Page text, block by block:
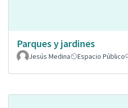
Parques y jardines
Jesús Medina
Espacio Público